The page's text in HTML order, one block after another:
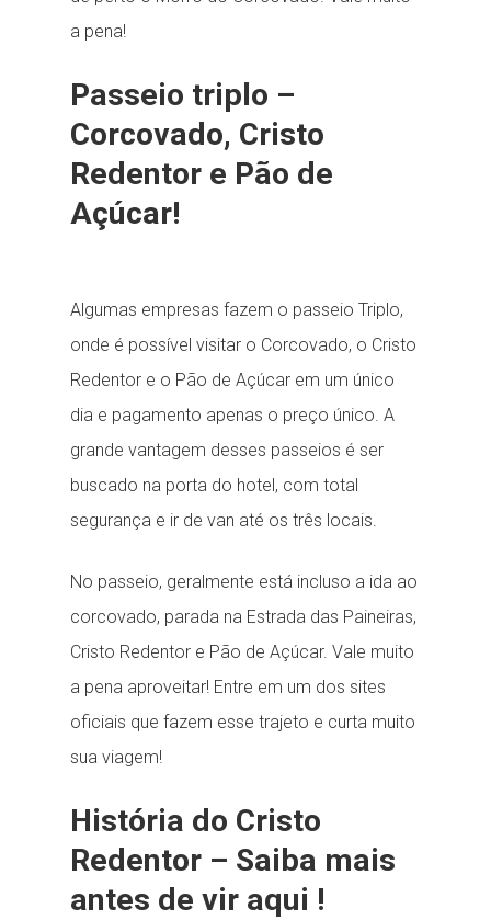
a pena!
Passeio triplo –
Corcovado, Cristo
Redentor e Pão de
Açúcar!
Algumas empresas fazem o passeio Triplo,
onde é possível visitar o Corcovado, o Cristo
Redentor e o Pão de Açúcar em um único
dia e pagamento apenas o preço único. A
grande vantagem desses passeios é ser
buscado na porta do hotel, com total
segurança e ir de van até os três locais.
No passeio, geralmente está incluso a ida ao
corcovado, parada na Estrada das Paineiras,
Cristo Redentor e Pão de Açúcar. Vale muito
a pena aproveitar! Entre em um dos sites
oficiais que fazem esse trajeto e curta muito
sua viagem!
História do Cristo
Redentor – Saiba mais
antes de vir aqui !